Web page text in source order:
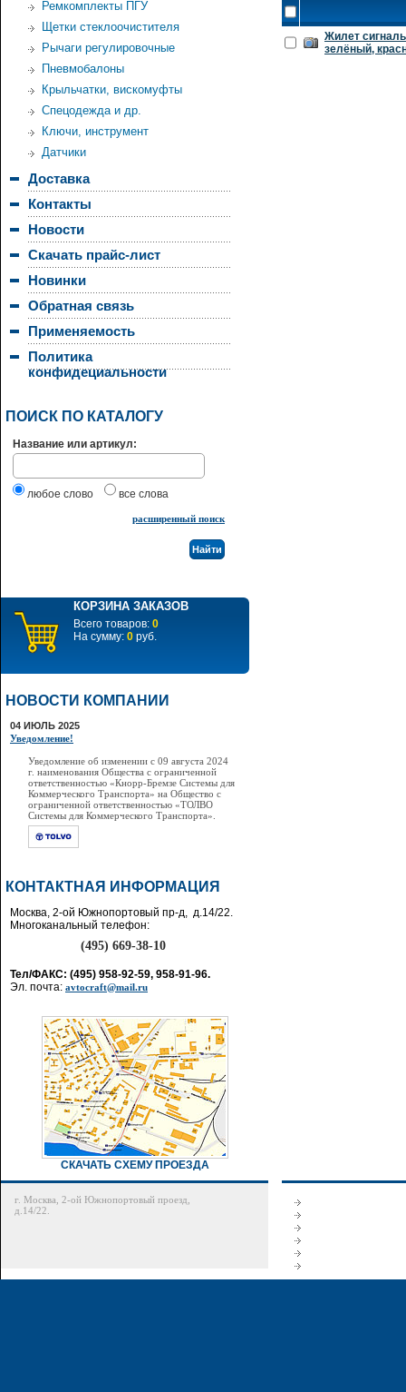
Ремкомплекты ПГУ
Щетки стеклоочистителя
Рычаги регулировочные
Пневмобалоны
Крыльчатки, вискомуфты
Спецодежда и др.
Ключи, инструмент
Датчики
Доставка
Контакты
Новости
Скачать прайс-лист
Новинки
Обратная связь
Применяемость
Политика
конфидециальности
ПОИСК ПО КАТАЛОГУ
Название или артикул:
любое слово все слова
расширенный поиск
КОРЗИНА ЗАКАЗОВ
Всего товаров: 0
На сумму: 0 руб.
НОВОСТИ КОМПАНИИ
04 ИЮЛЬ 2025
Уведомление!
Уведомление об изменении с 09 августа 2024
г. наименования Общества с ограниченной
ответственностью «Кнорр-Бремзе Системы для
Коммерческого Транспорта» на Общество с
ограниченной ответственностью «ТОЛВО
Системы для Коммерческого Транспорта».
КОНТАКТНАЯ ИНФОРМАЦИЯ
Москва, 2-ой Южнопортовый пр-д, д.14/22.
Многоканальный телефон:
(495) 669-38-10
Тел/ФАКС: (495) 958-92-59, 958-91-96.
Эл. почта: avtocraft@mail.ru
СКАЧАТЬ СХЕМУ ПРОЕЗДА
Жилет
зелёный,
г. Москва, 2-ой Южнопортовый проезд,
д.14/22.